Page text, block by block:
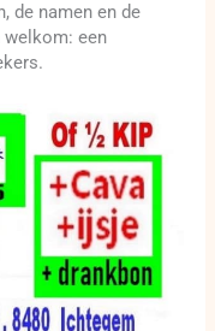
de namen en de
welkom: een